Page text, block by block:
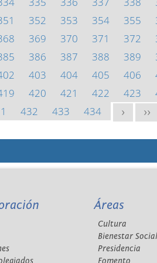
352 353 354 355
369 370 371 372
386 387 388 389
403 404 405 406
420 421 422 423
432 433 434 > >>
Áreas
Cultura
Bienestar Social
Presidencia